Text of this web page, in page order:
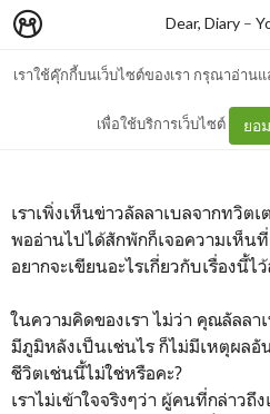
เราใช้คุ๊กกี้บนเว็บไซต์ของเรา กรุณาอ่าน
เพื่อใช้บริการเว็บไซต์ ยอ
Dear, Diary–
ตกผลึกจากข่
เราเพิ่งเห็นข่าวลัลลาเบลจากทวิต
พออ่านไปได้สักพักก็เจอความเห็น
อยากจะเขียนอะไรเกี่ยวกับเรื่องนี้ไ
ในความคิดของเรา ไม่ว่า คุณลัลลา
มีภูมิหลังเป็นเช่นไร ก็ไม่มีเหตุผลอั
ชีวิตเช่นนี้ไม่ใช่หรือคะ?
เราไม่เข้าใจจริงๆว่า ผู้คนที่กล่าวถึ